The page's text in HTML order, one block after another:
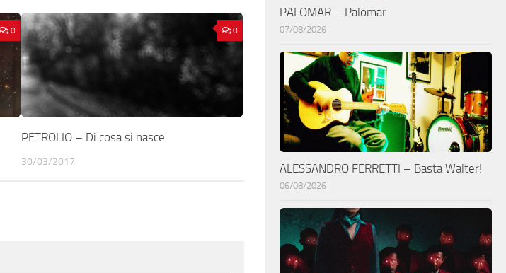
0 0
PETROLIO – Di cosa si nasce
30/03/2017
PALOMAR – Palomar
07/08/2026
ALESSANDRO FERRETTI – Basta Walter!
06/08/2026